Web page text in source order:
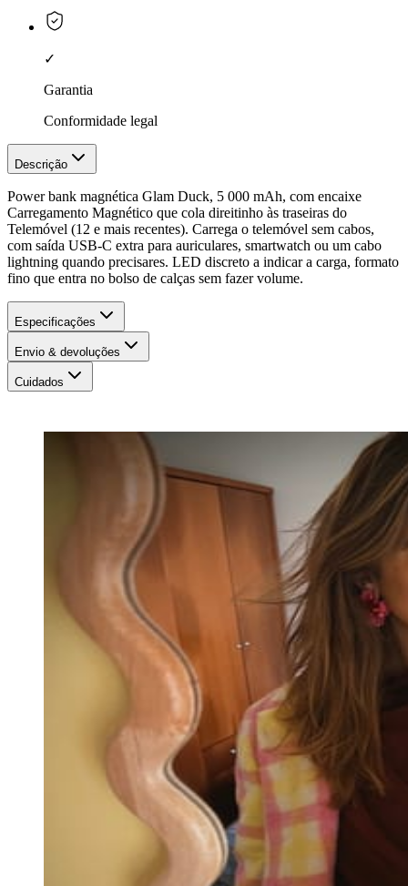
✓
Garantia
Conformidade legal
Descrição
Power bank magnética Glam Duck, 5 000 mAh, com encaixe
Carregamento Magnético que cola direitinho às traseiras do
Telemóvel (12 e mais recentes). Carrega o telemóvel sem cabos,
com saída USB-C extra para auriculares, smartwatch ou um cabo
lightning quando precisares. LED discreto a indicar a carga, formato
fino que entra no bolso de calças sem fazer volume.
Especificações
Envio & devoluções
Cuidados